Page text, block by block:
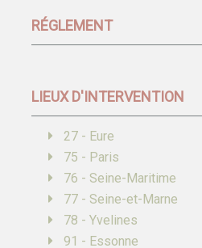
RÉGLEMENT
LIEUX D'INTERVENTION
27 - Eure
75 - Paris
76 - Seine-Maritime
77 - Seine-et-Marne
78 - Yvelines
91 - Essonne